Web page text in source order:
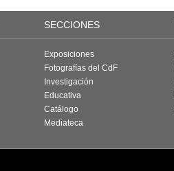
SECCIONES
Exposiciones
Fotografías del CdF
Investigación
Educativa
Catálogo
Mediateca